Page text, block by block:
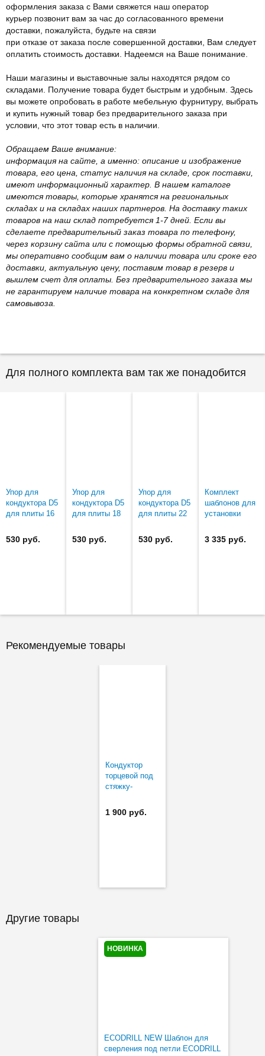
оформления заказа с Вами свяжется наш оператор
курьер позвонит вам за час до согласованного времени
доставки, пожалуйста, будьте на связи
при отказе от заказа после совершенной доставки, Вам следует
оплатить стоимость доставки. Надеемся на Ваше понимание.
Наши магазины и выставочные залы находятся рядом со
складами. Получение товара будет быстрым и удобным. Здесь
вы можете опробовать в работе мебельную фурнитуру, выбрать
и купить нужный товар без предварительного заказа при
условии, что этот товар есть в наличии.
Обращаем Ваше внимание:
информация на сайте, а именно: описание и изображение
товара, его цена, статус наличия на складе, срок поставки,
имеют информационный характер. В нашем каталоге
имеются товары, которые хранятся на региональных
складах и на складах наших партнеров. На доставку таких
товаров на наш склад потребуется 1-7 дней. Если вы
сделаете предварительный заказ товара по телефону,
через корзину сайта или с помощью формы обратной связи,
мы оперативно сообщим вам о наличии товара или сроке его
доставки, актуальную цену, поставим товар в резерв и
вышлем счет для оплаты. Без предварительного заказа мы
не гарантируем наличие товара на конкретном складе для
самовывоза.
Для полного комплекта вам так же понадобится
Упор для
кондуктора D5
для плиты 16
2 шт)
530 руб.
Упор для
кондуктора D5
для плиты 18
2 шт)
530 руб.
Упор для
кондуктора D5
для плиты 22
2 шт)
530 руб.
Комплект
шаблонов для
установки
(GOLA)
3 335 руб.
Рекомендуемые товары
Кондуктор
торцевой под
стяжку-
система "32"
1 900 руб.
Другие товары
НОВИНКА
ECODRILL NEW Шаблон для
сверления под петли ECODRILL